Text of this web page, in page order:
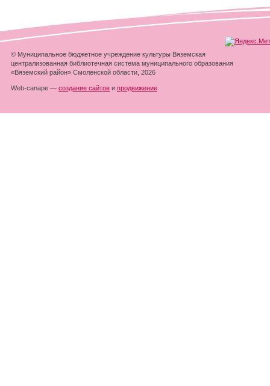
© Муниципальное бюджетное учреждение культуры Вяземская
централизованная библиотечная система муниципального образования
«Вяземский район» Смоленской области, 2026
Web-canape — создание сайтов и продвижение